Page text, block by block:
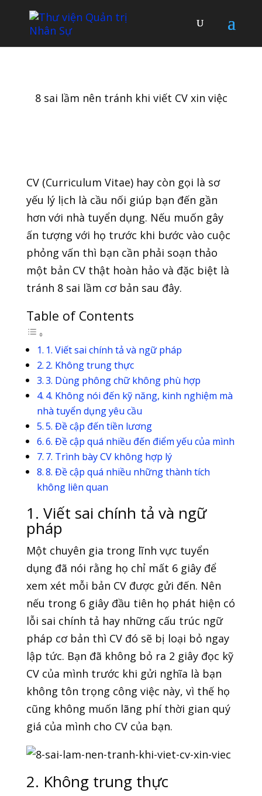
8 sai lầm nên tránh khi viết CV xin việc
CV (Curriculum Vitae) hay còn gọi là sơ
yếu lý lịch là cầu nối giúp bạn đến gần
hơn với nhà tuyển dụng. Nếu muốn gây
ấn tượng với họ trước khi bước vào cuộc
phỏng vấn thì bạn cần phải soạn thảo
một bản CV thật hoàn hảo và đặc biệt là
tránh 8 sai lầm cơ bản sau đây.
Table of Contents
1. Viết sai chính tả và ngữ pháp
2. Không trung thực
3. Dùng phông chữ không phù hợp
4. Không nói đến kỹ năng, kinh nghiệm mà
nhà tuyển dụng yêu cầu
5. Đề cập đến tiền lương
6. Đề cập quá nhiều đến điểm yếu của mình
7. Trình bày CV không hợp lý
8. Đề cập quá nhiều những thành tích
không liên quan
1. Viết sai chính tả và ngữ
pháp
Một chuyên gia trong lĩnh vực tuyển
dụng đã nói rằng họ chỉ mất 6 giây để
xem xét mỗi bản CV được gửi đến. Nên
nếu trong 6 giây đầu tiên họ phát hiện có
lỗi sai chính tả hay những cấu trúc ngữ
pháp cơ bản thì CV đó sẽ bị loại bỏ ngay
lập tức. Bạn đã không bỏ ra 2 giây đọc kỹ
CV của mình trước khi gửi nghĩa là bạn
không tôn trọng công việc này, vì thế họ
cũng không muốn lãng phí thời gian quý
giá của mình cho CV của bạn.
2. Không trung thực